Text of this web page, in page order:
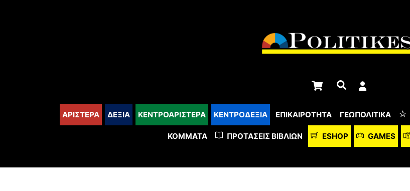
Cart Αναζήτηση
ΑΡΙΣΤΕΡΑ ΔΕΞΙΑ ΚΕΝΤΡΟΑΡΙΣΤΕΡΑ ΚΕΝΤΡΟΔΕΞΙΑ ΕΠΙΚΑΙΡΟΤΗΤΑ ΓΕΩΠΟΛΙΤΙΚΑ
ΚΌΜΜΑΤΑ ΠΡΟΤΆΣΕΙΣ ΒΙΒΛΊΩΝ ESHOP GAMES